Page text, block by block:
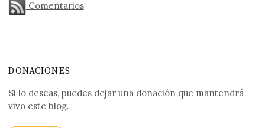
Comentarios
DONACIONES
Si lo deseas, puedes dejar una donación que mantendrá
vivo este blog.